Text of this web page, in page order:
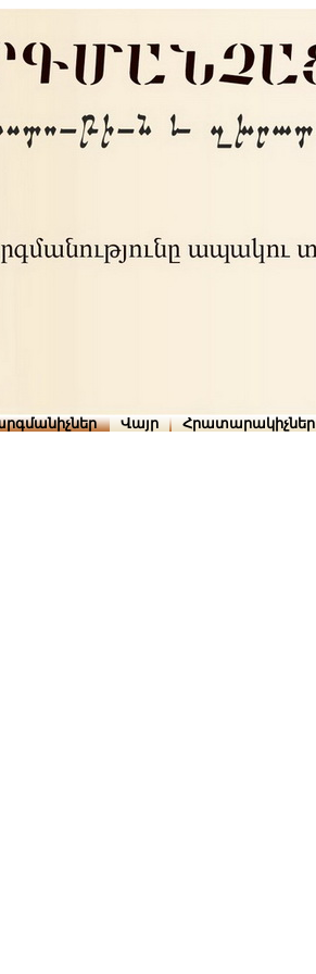
Վայր Հրատարակիչներ